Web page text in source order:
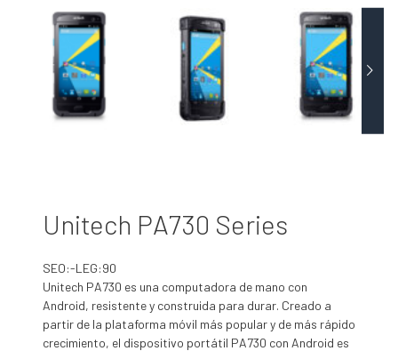
Unitech PA730 Series
SEO:-LEG:90
Unitech PA730 es una computadora de mano con
Android, resistente y construida para durar. Creado a
partir de la plataforma móvil más popular y de más rápido
crecimiento, el dispositivo portátil PA730 con Android es